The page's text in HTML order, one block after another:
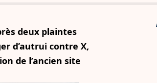
deux plaintes
d’autrui contre X,
de l’ancien site